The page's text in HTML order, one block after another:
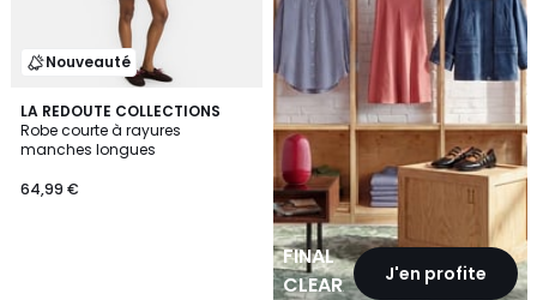
Nouveauté
LA REDOUTE COLLECTIONS
Robe courte à rayures
manches longues
64,99 €
FINAL
CLEARANCEJ'en profite